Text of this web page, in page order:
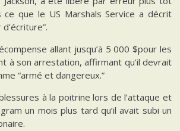
que le US Marshals Service a décrit
allant jusqu’à 5 000 $pour les
à son arrestation, affirmant qu’il devrait
“armé et dangereux.”
à la poitrine lors de l’attaque et
un mois plus tard qu’il avait subi un